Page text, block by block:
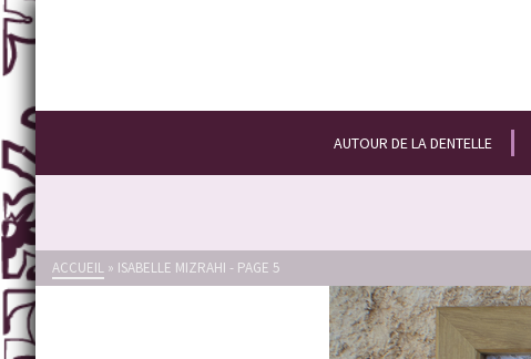
AUTOUR DE LA DENTELLE
ACCUEIL » ISABELLE MIZRAHI - PAGE 5